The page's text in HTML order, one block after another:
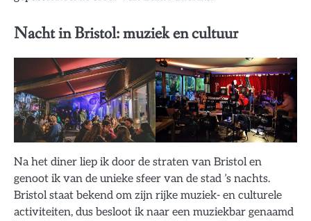
Nacht in Bristol: muziek en cultuur
Na het diner liep ik door de straten van Bristol en
genoot ik van de unieke sfeer van de stad ’s nachts.
Bristol staat bekend om zijn rijke muziek- en culturele
activiteiten, dus besloot ik naar een muziekbar genaamd